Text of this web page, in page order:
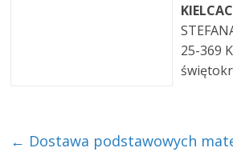
25-369
← Dostawa podstawowych